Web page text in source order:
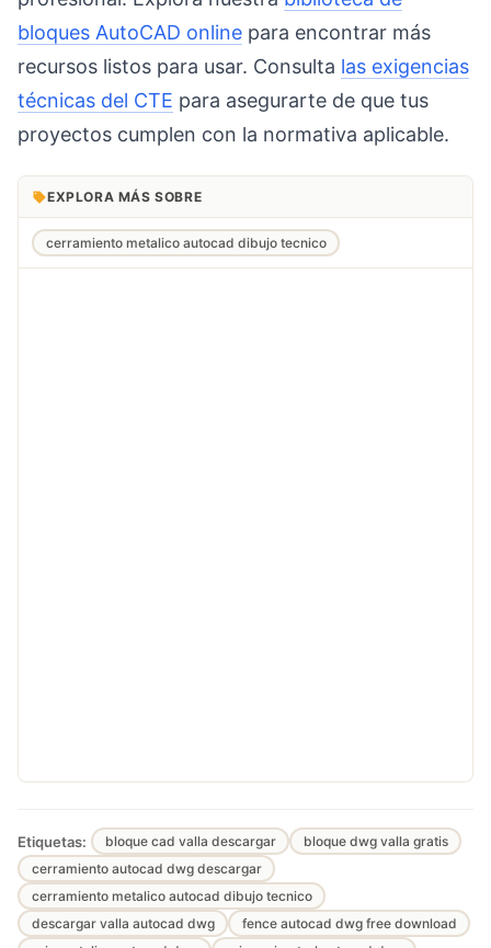
bloques AutoCAD online para encontrar más
recursos listos para usar. Consulta las exigencias
técnicas del CTE para asegurarte de que tus
proyectos cumplen con la normativa aplicable.
EXPLORA MÁS SOBRE
cerramiento metalico autocad dibujo tecnico
Etiquetas: bloque cad valla descargar
bloque dwg valla gratis
cerramiento autocad dwg descargar
cerramiento metalico autocad dibujo tecnico
descargar valla autocad dwg
fence autocad dwg free download